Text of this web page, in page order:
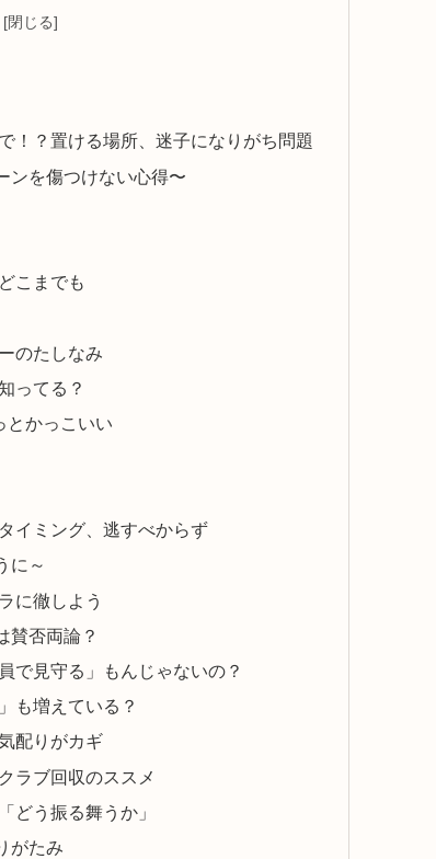
！？置ける場所、迷子になりがち問題
ンを傷つけない心得〜
こまでも
のたしなみ
ってる？
とかっこいい
イミング、逃すべからず
に～
に徹しよう
賛否両論？
で見守る」もんじゃないの？
も増えている？
配りがカギ
ラブ回収のススメ
どう振る舞うか」
がたみ